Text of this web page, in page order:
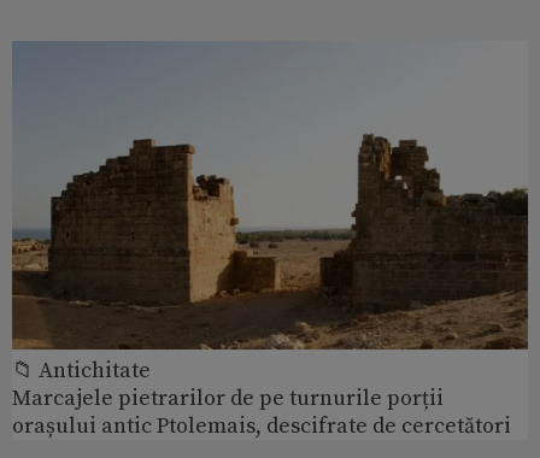
📁 Antichitate
Marcajele pietrarilor de pe turnurile porții
orașului antic Ptolemais, descifrate de cercetători